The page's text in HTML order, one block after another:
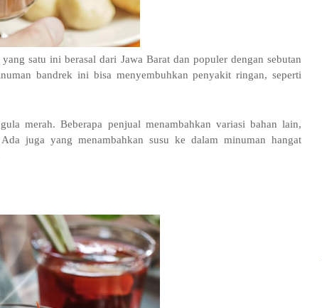
satu ini berasal dari Jawa Barat dan populer dengan sebutan
bandrek ini bisa menyembuhkan penyakit ringan, seperti
merah. Beberapa penjual menambahkan variasi bahan lain,
juga yang menambahkan susu ke dalam minuman hangat